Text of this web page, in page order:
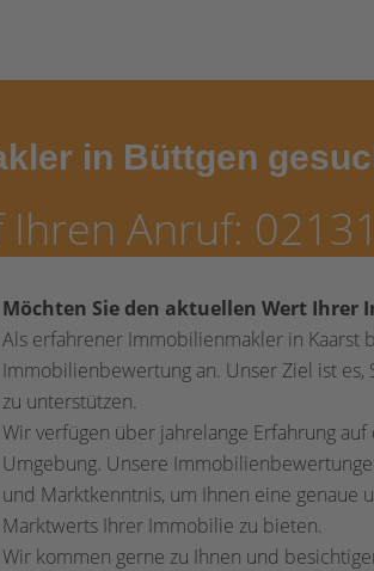
in Büttgen
Anruf:
Möchten Sie den aktuellen Wert Ihrer
Als erfahrener Immobilienmakler in
Immobilienbewertung an. Unser Ziel ist
zu unterstützen.
Wir verfügen über jahrelange Erfahrung
Umgebung. Unsere
und Marktkenntnis, um Ihnen eine genaue
Marktwerts Ihrer Immobilie zu bieten.
Wir kommen gerne zu Ihnen und